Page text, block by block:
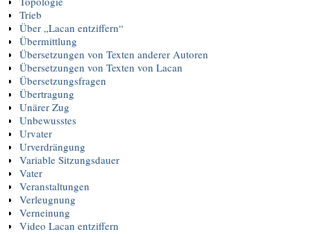
Trieb
Über „Lacan entziffern“
Übermittlung
Übersetzungen von Texten anderer Autoren
Übersetzungen von Texten von Lacan
Übersetzungsfragen
Übertragung
Unärer Zug
Unbewusstes
Urvater
Urverdrängung
Variable Sitzungsdauer
Vater
Veranstaltungen
Verleugnung
Verneinung
Video Lacan entziffern